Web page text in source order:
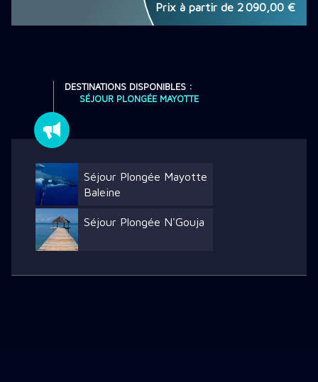
Prix à partir de 2 090,00 €
DESTINATIONS DISPONIBLES :
SÉJOUR PLONGÉE MAYOTTE
Séjour Plongée Mayotte
Baleine
Séjour Plongée N'Gouja